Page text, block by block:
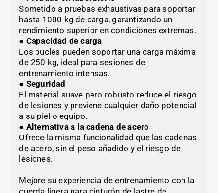
Sometido a pruebas exhaustivas para soportar
hasta 1000 kg de carga, garantizando un
rendimiento superior en condiciones extremas.
● Capacidad de carga
Los bucles pueden soportar una carga máxima
de 250 kg, ideal para sesiones de
entrenamiento intensas.
● Seguridad
El material suave pero robusto reduce el riesgo
de lesiones y previene cualquier daño potencial
a su piel o equipo.
● Alternativa a la cadena de acero
Ofrece la misma funcionalidad que las cadenas
de acero, sin el peso añadido y el riesgo de
lesiones.
Mejore su experiencia de entrenamiento con la